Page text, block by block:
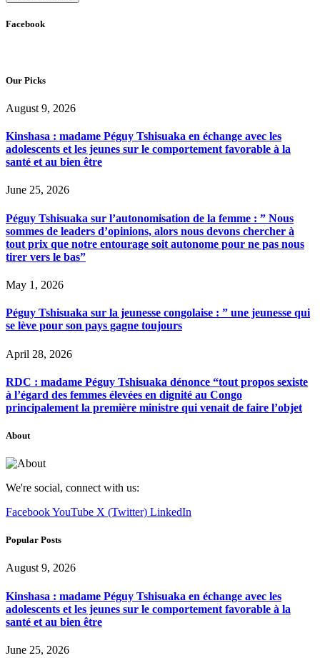
Facebook
Our Picks
August 9, 2026
Kinshasa : madame Péguy Tshisuaka en échange avec les
adolescents et les jeunes sur le comportement favorable à la
santé et au bien être
June 25, 2026
Péguy Tshisuaka sur l’autonomisation de la femme : ” Nous
sommes de leaders d’opinions, alors nous devons chercher à
tout prix que notre entourage soit autonome pour ne pas nous
tirer vers le bas”
May 1, 2026
Péguy Tshisuaka sur la jeunesse congolaise : ” une jeunesse qui
se lève pour son pays gagne toujours
April 28, 2026
RDC : madame Péguy Tshisuaka dénonce “tout propos sexiste
à l’égard des femmes élevées en dignité au Congo
principalement la première ministre qui venait de faire l’objet
About
We're social, connect with us:
FacebookYouTube X (Twitter) LinkedIn
Popular Posts
August 9, 2026
Kinshasa : madame Péguy Tshisuaka en échange avec les
adolescents et les jeunes sur le comportement favorable à la
santé et au bien être
June 25, 2026